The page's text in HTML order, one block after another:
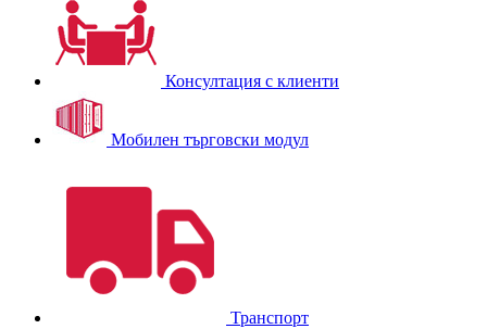
Консултация с клиенти
Мобилен търговски модул
Транспорт